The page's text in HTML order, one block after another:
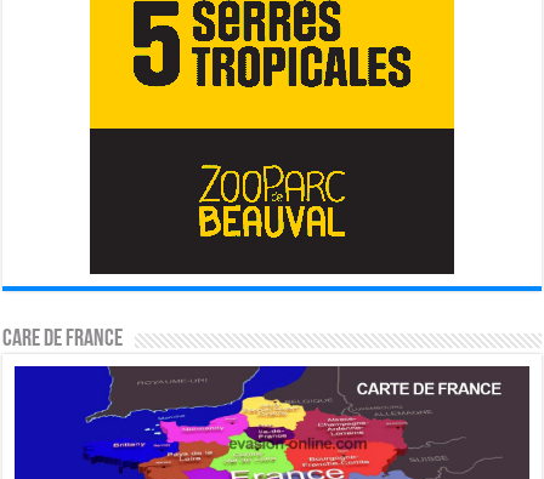
CARE DE FRANCE